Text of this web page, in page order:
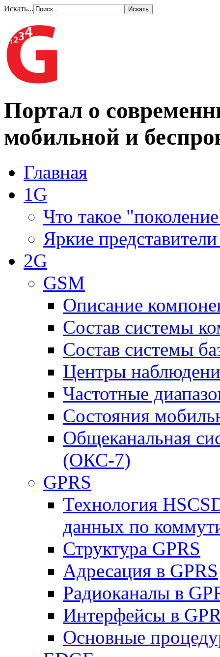
Искать...
Портал о
мобильной и
Главная
1G
Что такое
Яркие
2G
GSM
Описание
Состав системы
Состав системы
Центры
Частотные
Состояния
Общеканальная
(ОКС-7)
GPRS
Технология
данных по
Структура GPRS
Адресация в GPRS
Радиоканалы в
Интерфейсы в
Основные